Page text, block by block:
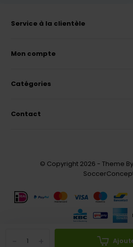
Service à la clientèle
Mon compte
Catégories
Contact
© Copyright 2026 - Theme By